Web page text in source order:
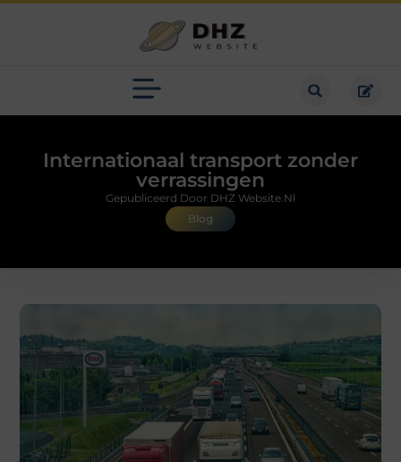
Internationaal transport zonder
verrassingen
Blog
Gepubliceerd Door DHZ Website.nl